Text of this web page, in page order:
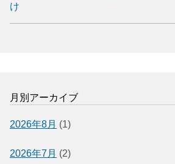
け
月別アーカイブ
2026年8月 (1)
2026年7月 (2)